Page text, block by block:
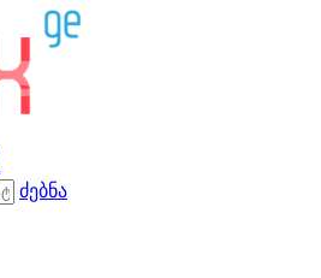
ძებნა